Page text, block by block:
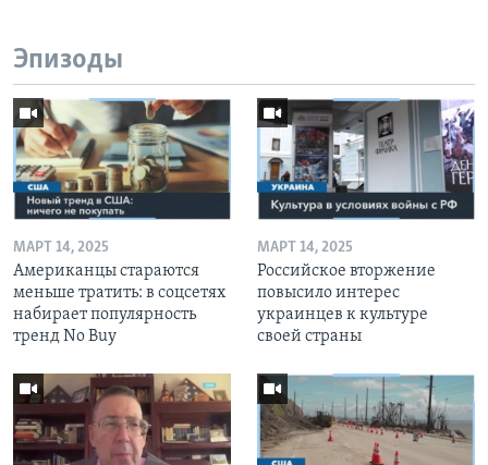
Эпизоды
МАРТ 14, 2025
Американцы стараются
меньше тратить: в соцсетях
набирает популярность
тренд No Buy
МАРТ 14, 2025
Российское вторжение
повысило интерес
украинцев к культуре
своей страны